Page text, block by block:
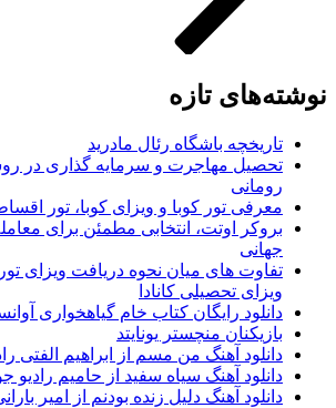
نوشته‌های تازه
تاریخچه باشگاه رئال مادرید
تحصیل مهاجرت و سرمایه گذاری در
رومانی
معرفی تور کوبا و ویزای کوبا، تور
بروکر اوتت، انتخابی مطمئن برای
جهانی
تفاوت های میان نحوه دریافت ویزای
ویزای تحصیلی کانادا
دانلود رایگان کتاب خام گیاهخواری
بازیکنان منچستر یونایتد
دانلود آهنگ من مسم از ابراهیم الفتی
دانلود آهنگ سیاه سفید از حامیم رادیو
دانلود آهنگ دلیل زنده بودنم از امیر